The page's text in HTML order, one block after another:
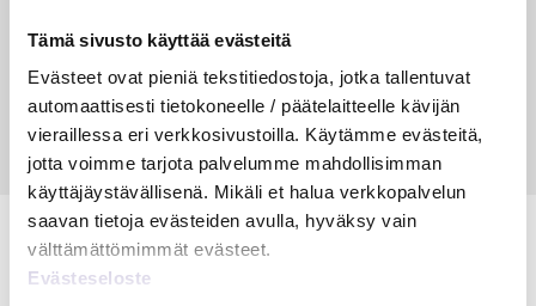
Tämä sivusto käyttää evästeitä
Evästeet ovat pieniä tekstitiedostoja, jotka tallentuvat
automaattisesti tietokoneelle / päätelaitteelle kävijän
vieraillessa eri verkkosivustoilla. Käytämme evästeitä,
jotta voimme tarjota palvelumme mahdollisimman
käyttäjäystävällisenä. Mikäli et halua verkkopalvelun
saavan tietoja evästeiden avulla, hyväksy vain
välttämättömimmät evästeet.
Evästeseloste
Petri Salomaa
15.5.2023
10 min